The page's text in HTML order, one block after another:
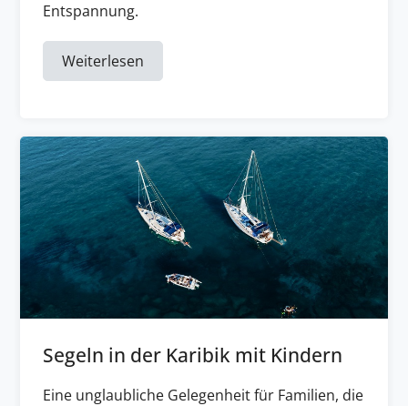
Entspannung.
Weiterlesen
Segeln in der Karibik mit Kindern
Eine unglaubliche Gelegenheit für Familien, die